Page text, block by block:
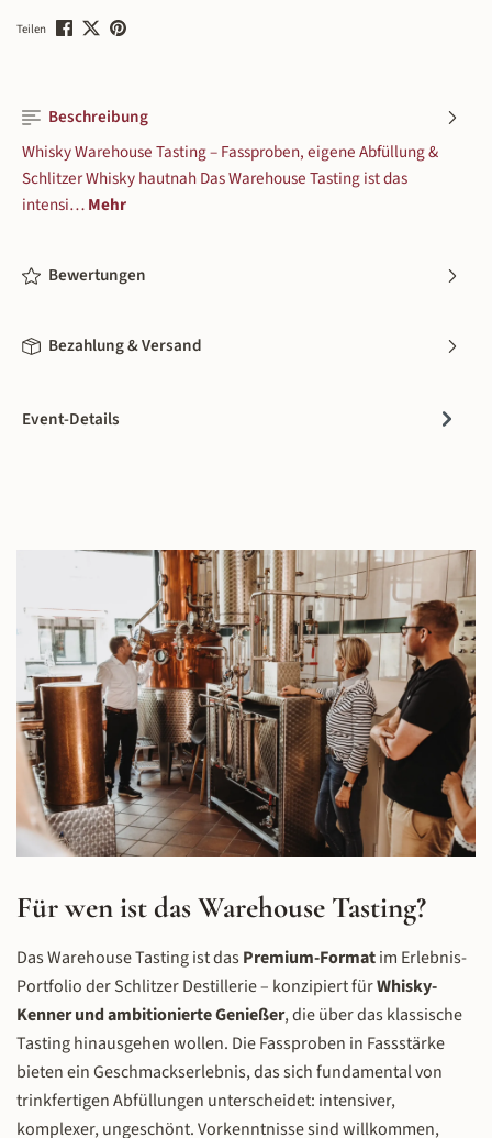
Teilen
Beschreibung
Whisky Warehouse Tasting – Fassproben, eigene Abfüllung &
Schlitzer Whisky hautnah Das Warehouse Tasting ist das
intensi…Mehr
Bewertungen
Bezahlung & Versand
Event-Details
Für wen ist das Warehouse Tasting?
Das Warehouse Tasting ist dasPremium-Formatim Erlebnis-
Portfolio der Schlitzer Destillerie – konzipiert fürWhisky-
Kenner und ambitionierte Genießer, die über das klassische
Tasting hinausgehen wollen. Die Fassproben in Fassstärke
bieten ein Geschmackserlebnis, das sich fundamental von
trinkfertigen Abfüllungen unterscheidet: intensiver,
komplexer, ungeschönt. Vorkenntnisse sind willkommen,